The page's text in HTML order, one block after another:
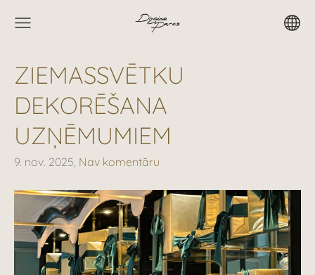
ZIEMASSVĒTKU
DEKORĒŠANA
UZŅĒMUMIEM
9. nov. 2025, Nav komentāru